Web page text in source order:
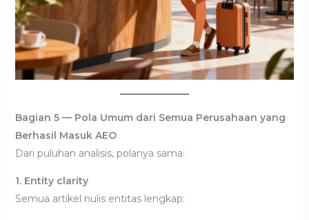
Bagian 5 — Pola Umum dari Semua Perusahaan yang
Berhasil Masuk AEO
Dari puluhan analisis, polanya sama:
1. Entity clarity
Semua artikel nulis entitas lengkap: